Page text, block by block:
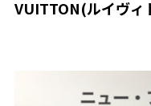
VUITTON(ルイヴィ